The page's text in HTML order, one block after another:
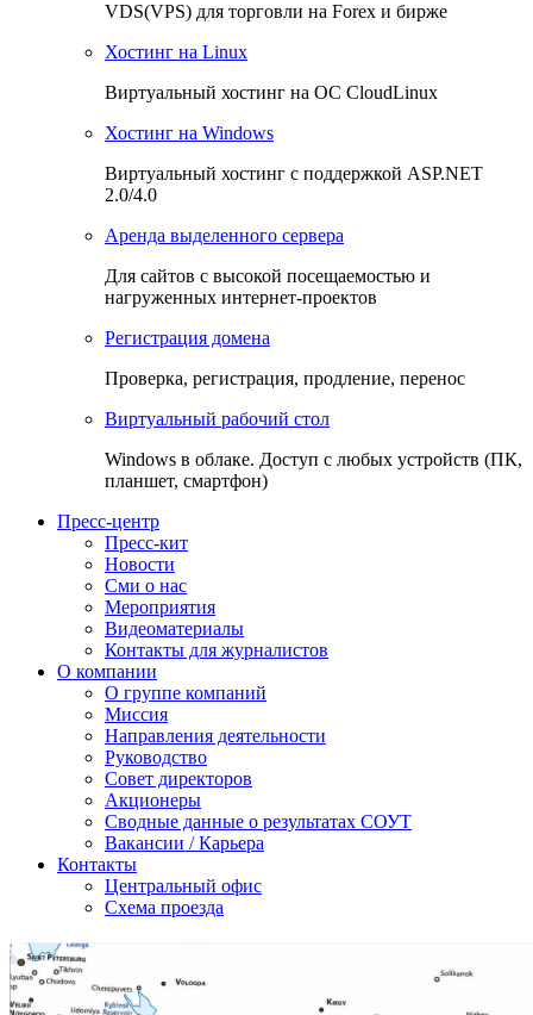
VDS(VPS) для торговли на Forex и бирже
Хостинг на Linux
Виртуальный хостинг на OC CloudLinux
Хостинг на Windows
Виртуальный хостинг с поддержкой ASP.NET
2.0/4.0
Аренда выделенного сервера
Для сайтов с высокой посещаемостью и
нагруженных интернет-проектов
Регистрация домена
Проверка, регистрация, продление, перенос
Виртуальный рабочий стол
Windows в облаке. Доступ с любых устройств (ПК,
планшет, смартфон)
Пресс-центр
Пресс-кит
Новости
Сми о нас
Мероприятия
Видеоматериалы
Контакты для журналистов
О компании
О группе компаний
Миссия
Направления деятельности
Руководство
Совет директоров
Акционеры
Сводные данные о результатах СОУТ
Вакансии / Карьера
Контакты
Центральный офис
Схема проезда